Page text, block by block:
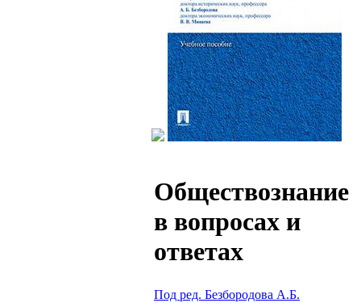
Обществознание
в вопросах и
ответах
Под ред. Безбородова А.Б.